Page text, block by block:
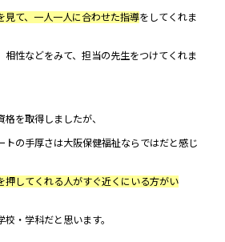
見て、一人一人に合わせた指導をしてくれま
相性などをみて、担当の先生をつけてくれま
を取得しましたが、
トの手厚さは大阪保健福祉ならではだと感じ
押してくれる人がすぐ近くにいる方がい
・学科だと思います。